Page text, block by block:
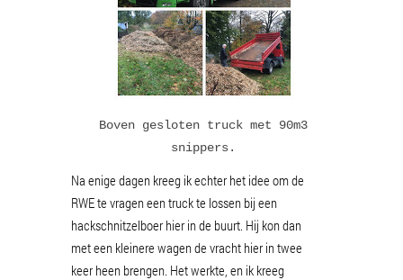
Boven gesloten truck met 90m3
snippers.
Na enige dagen kreeg ik echter het idee om de
RWE te vragen een truck te lossen bij een
hackschnitzelboer hier in de buurt. Hij kon dan
met een kleinere wagen de vracht hier in twee
keer heen brengen. Het werkte, en ik kreeg